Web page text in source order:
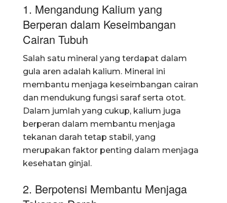
1. Mengandung Kalium yang
Berperan dalam Keseimbangan
Cairan Tubuh
Salah satu mineral yang terdapat dalam
gula aren adalah kalium. Mineral ini
membantu menjaga keseimbangan cairan
dan mendukung fungsi saraf serta otot.
Dalam jumlah yang cukup, kalium juga
berperan dalam membantu menjaga
tekanan darah tetap stabil, yang
merupakan faktor penting dalam menjaga
kesehatan ginjal.
2. Berpotensi Membantu Menjaga